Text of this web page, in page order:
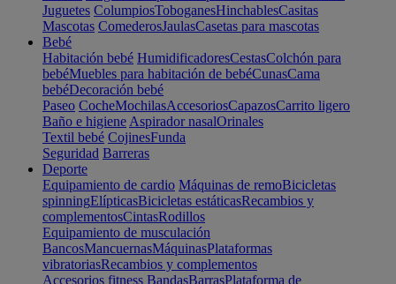
Juguetes ColumpiosToboganesHinchablesCasitas
Mascotas ComederosJaulasCasetas para mascotas
Bebé
Habitación bebé HumidificadoresCestasColchón para
bebéMuebles para habitación de bebéCunasCama
bebéDecoración bebé
Paseo CocheMochilasAccesoriosCapazosCarrito ligero
Baño e higiene Aspirador nasalOrinales
Textil bebé CojinesFunda
Seguridad Barreras
Deporte
Equipamiento de cardio Máquinas de remoBicicletas
spinningElípticasBicicletas estáticasRecambios y
complementosCintasRodillos
Equipamiento de musculación
BancosMancuernasMáquinasPlataformas
vibratoriasRecambios y complementos
Accesorios fitness BandasBarrasPlataforma de